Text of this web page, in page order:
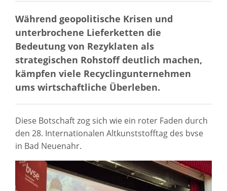
Während geopolitische Krisen und
unterbrochene Lieferketten die
Bedeutung von Rezyklaten als
strategischen Rohstoff deutlich machen,
kämpfen viele Recyclingunternehmen
ums wirtschaftliche Überleben.
Diese Botschaft zog sich wie ein roter Faden durch
den 28. Internationalen Altkunststofftag des bvse
in Bad Neuenahr.